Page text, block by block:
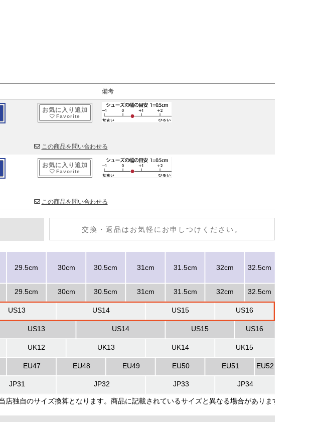
備考
お気に入り追加
Favorite
この商品を問い合わせる
お気に入り追加
Favorite
この商品を問い合わせる
交換・返品はお気軽にお申しつけください。